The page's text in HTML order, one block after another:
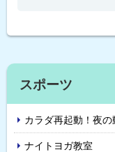
スポーツ
カラダ再起動！夜
ナイトヨガ教室